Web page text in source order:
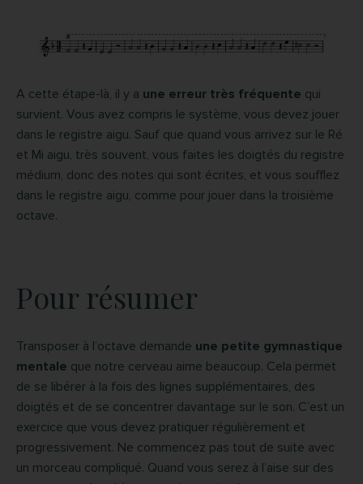
A cette étape-là, il y a une erreur très fréquente qui
survient. Vous avez compris le système, vous devez jouer
dans le registre aigu. Sauf que quand vous arrivez sur le Ré
et Mi aigu, très souvent, vous faites les doigtés du registre
médium, donc des notes qui sont écrites, et vous soufflez
dans le registre aigu, comme pour jouer dans la troisième
octave.
Pour résumer
Transposer à l’octave demande une petite gymnastique
mentale que notre cerveau aime beaucoup. Cela permet
de se libérer à la fois des lignes supplémentaires, des
doigtés et de se concentrer davantage sur le son. C’est un
exercice que vous devez pratiquer régulièrement et
progressivement. Ne commencez pas tout de suite avec
un morceau compliqué. Quand vous serez à l’aise sur des